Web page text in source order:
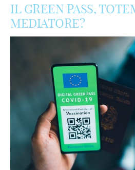
IL GREEN PASS,
MEDIATORE?